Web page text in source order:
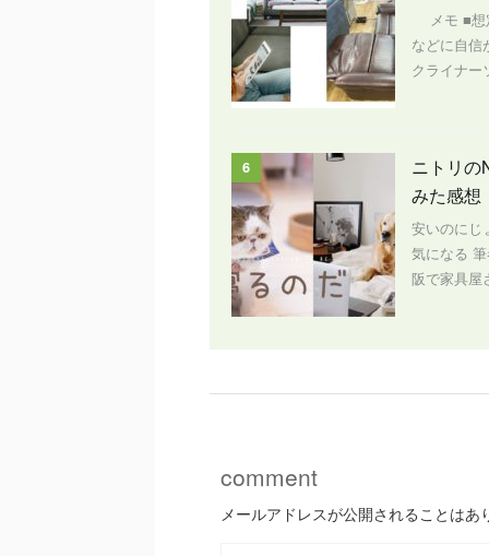
メモ ■想
などに自
クライナ
6
ニトリの
みた感
安いのにじ
気になる
阪で家具屋
comment
メールアドレスが公開されることはあ